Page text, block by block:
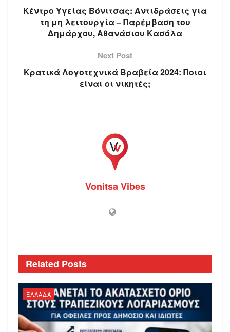
Κέντρο Υγείας Βόνιτσας: Αντιδράσεις για
τη μη λειτουργία – Παρέμβαση του
Δημάρχου, Αθανάσιου Κασόλα
Next Post
Κρατικά Λογοτεχνικά Βραβεία 2024: Ποιοι
είναι οι νικητές;
Vonitsa Vibes
Related Posts
ΕΛΛΑΔΑ